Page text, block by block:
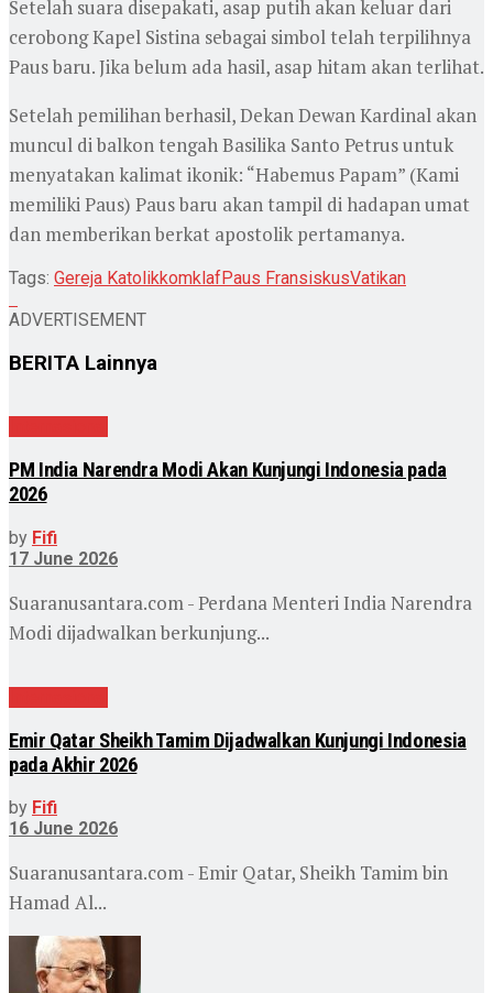
Setelah suara disepakati, asap putih akan keluar dari
cerobong Kapel Sistina sebagai simbol telah terpilihnya
Paus baru. Jika belum ada hasil, asap hitam akan terlihat.
Setelah pemilihan berhasil, Dekan Dewan Kardinal akan
muncul di balkon tengah Basilika Santo Petrus untuk
menyatakan kalimat ikonik: “Habemus Papam” (Kami
memiliki Paus) Paus baru akan tampil di hadapan umat
dan memberikan berkat apostolik pertamanya.
Tags: Gereja KatolikkomklafPaus FransiskusVatikan
ADVERTISEMENT
BERITA Lainnya
PM India Narendra Modi Akan Kunjungi Indonesia pada
2026
by Fifi
17 June 2026
Suaranusantara.com - Perdana Menteri India Narendra
Modi dijadwalkan berkunjung...
Emir Qatar Sheikh Tamim Dijadwalkan Kunjungi Indonesia
pada Akhir 2026
by Fifi
16 June 2026
Suaranusantara.com - Emir Qatar, Sheikh Tamim bin
Hamad Al...